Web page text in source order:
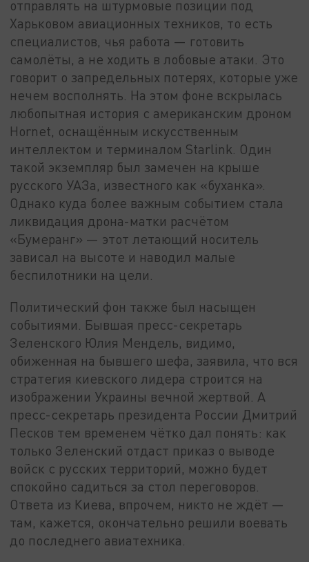
отправлять на штурмовые позиции под
Харьковом авиационных техников, то есть
специалистов, чья работа — готовить
самолёты, а не ходить в лобовые атаки. Это
говорит о запредельных потерях, которые уже
нечем восполнять. На этом фоне вскрылась
любопытная история с американским дроном
Hornet, оснащённым искусственным
интеллектом и терминалом Starlink. Один
такой экземпляр был замечен на крыше
русского УАЗа, известного как «буханка».
Однако куда более важным событием стала
ликвидация дрона-матки расчётом
«Бумеранг» — этот летающий носитель
зависал на высоте и наводил малые
беспилотники на цели.
Политический фон также был насыщен
событиями. Бывшая пресс-секретарь
Зеленского Юлия Мендель, видимо,
обиженная на бывшего шефа, заявила, что вся
стратегия киевского лидера строится на
изображении Украины вечной жертвой. А
пресс-секретарь президента России Дмитрий
Песков тем временем чётко дал понять: как
только Зеленский отдаст приказ о выводе
войск с русских территорий, можно будет
спокойно садиться за стол переговоров.
Ответа из Киева, впрочем, никто не ждёт —
там, кажется, окончательно решили воевать
до последнего авиатехника.